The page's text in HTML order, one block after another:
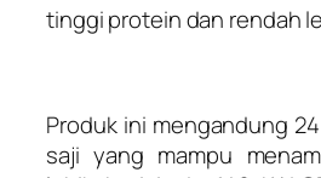
tinggi protein dan rendah
Produk ini mengandung
saji yang mampu